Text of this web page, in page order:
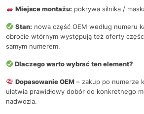
Miejsce montażu: pokrywa silnika /
Stan: nowa część OEM według numeru
obrocie wtórnym występują też oferty
samym numerem.
Dlaczego warto wybrać ten element?
Dopasowanie OEM– zakup po numerze
ułatwia prawidłowy dobór do konkretnego
nadwozia.